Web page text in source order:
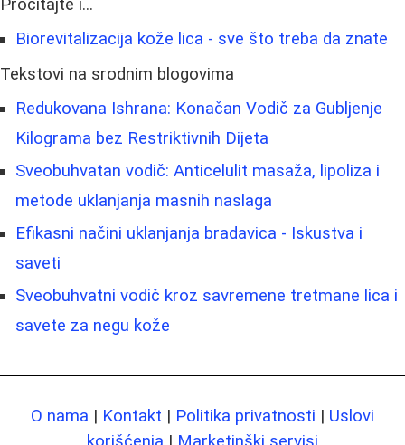
Pročitajte i...
Biorevitalizacija kože lica - sve što treba da znate
Tekstovi na srodnim blogovima
Redukovana Ishrana: Konačan Vodič za Gubljenje
Kilograma bez Restriktivnih Dijeta
Sveobuhvatan vodič: Anticelulit masaža, lipoliza i
metode uklanjanja masnih naslaga
Efikasni načini uklanjanja bradavica - Iskustva i
saveti
Sveobuhvatni vodič kroz savremene tretmane lica i
savete za negu kože
O nama | Kontakt | Politika privatnosti | Uslovi